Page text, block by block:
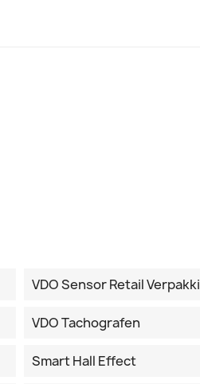
VDO Sensor Retail
VDO Tachografen
Smart Hall Effect